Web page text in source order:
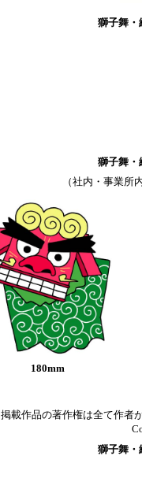
獅子舞・
獅子舞・
（社内・事業所
180mm
掲載作品の著作権は全て作者
獅子舞・